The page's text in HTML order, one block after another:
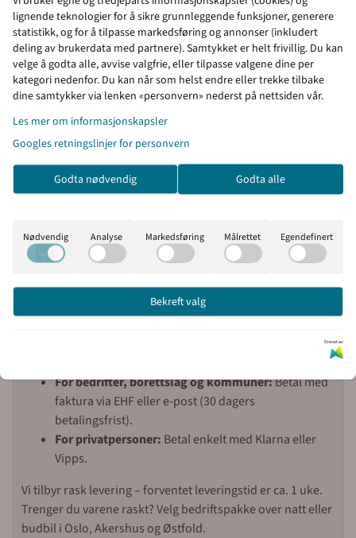
ledninger, verktøy, rør, og annet utstyr i industrielle,
elektriske og kontormiljøer.
Farge:Gul tape med svart tekst som gir tydelig merking
og høy synlighet.
Hvorfor velge disse etikettene?
Disse etikettene er et ideelt valg for profesjonelle som trenger
pålitelige og langvarige merkeløsninger. Med høy kvalitet på
kan du være trygg på at merkingen holder seg i mange år.
Enkel bestilling og rask levering fra
Merkefabrikken
Bestill enkelt i vår nettbutikk! Legg produktene i
For bedrifter, borettslag og kommuner:Betal med
faktura via EHF eller e-post (30 dagers
betalingsfrist).
For privatpersoner: Betal enkelt med Klarna eller
Vipps.
Vi tilbyr rask levering – forventet leveringstid er ca. 1 uke.
Trenger du varene raskt? Velg bedriftspakke over natt eller
budbil i Oslo, Akershus og Østfold.
Priser inkl. eller ekskl.
mva
I denne butikken kan du
velge om du vil se prisene
med eller uten moms.
lignende teknologier for å sikre grunnleggende funksjoner, generere
statistikk, og for å tilpasse markedsføring og annonser (inkludert
deling av brukerdata med partnere). Samtykket er helt frivillig. Du kan
velge å godta alle, avvise valgfrie, eller tilpasse valgene dine per
kategori nedenfor. Du kan når som helst endre eller trekke tilbake
dine samtykker via lenken «personvern» nederst på nettsiden vår.
Les mer om informasjonskapsler
Googles retningslinjer for personvern
Godta nødvendig Godta alle
Nødvendig Analyse Markedsføring Målrettet Egendefinert
Bekreft valg
Drevet av